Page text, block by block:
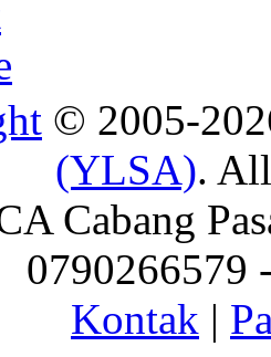
© 2005-
(YLSA).
Cabang
0790266579
Kontak |